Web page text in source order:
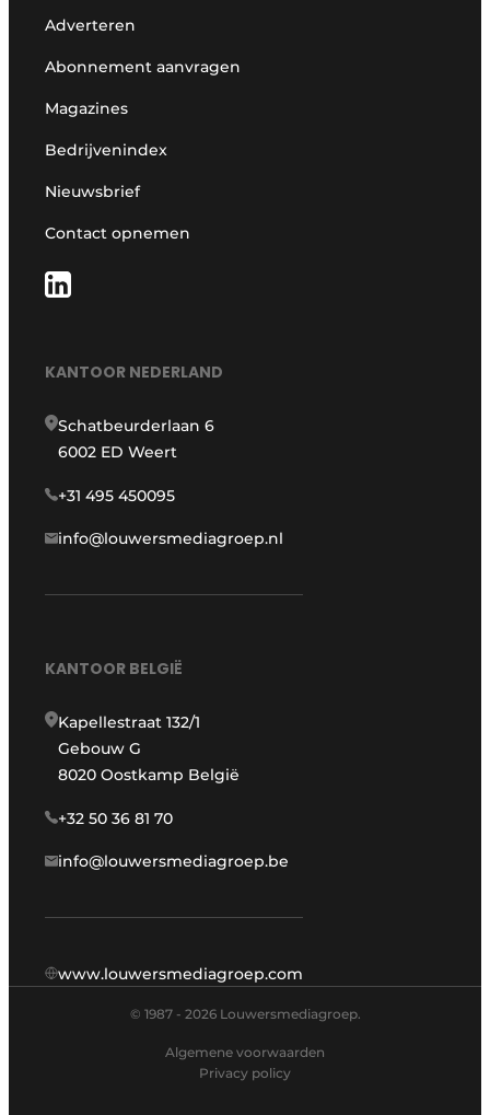
Adverteren
Abonnement aanvragen
Magazines
Bedrijvenindex
Nieuwsbrief
Contact opnemen
KANTOOR NEDERLAND
Schatbeurderlaan 6
6002 ED Weert
+31 495 450095
info@louwersmediagroep.nl
KANTOOR BELGIË
Kapellestraat 132/1
Gebouw G
8020 Oostkamp België
+32 50 36 81 70
info@louwersmediagroep.be
www.louwersmediagroep.com
© 1987 - 2026 Louwersmediagroep.
Algemene voorwaarden
Privacy policy